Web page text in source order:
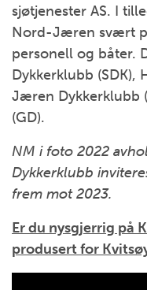
sjøtjenester AS. I
Nord-Jæren svært
personell og båter.
Dykkerklubb (SDK),
Jæren Dykkerklubb
(GD).
NM i foto 2022
Dykkerklubb
frem mot 2023.
Er du nysgjerrig på
produsert for